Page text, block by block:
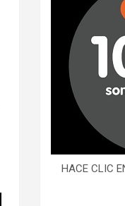
HACE CLIC